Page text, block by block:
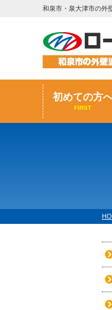
和泉市・泉大津市の外
初めての方
FIRST